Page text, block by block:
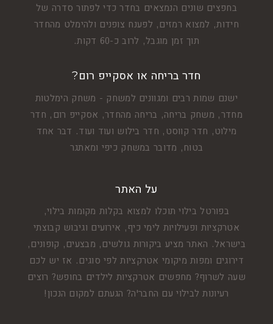
בחפצים שונים הנמצאים בחדר כדי לפתור סדרה של
חידות, למצוא רמזים, לפענח צופנים ולהימלט מהחדר
תוך זמן מוגבל, לרוב כ-60 דקות.
חדר בריחה או אסקייפ רום?
ישנם שמות רבים ומגוונים למשחק - משחק הימלטות
מחדר, משחק בריחה, בריחה מהחדר, אסקייפ רום, חדר
מילוט, חדר קווסט, חדר בילוש ועוד ועוד. דבר אחד
בטוח, מדובר במשחק כיפי ומאתגר
על האתר
בפורטל בילוי תוכלו למצוא בקלות מקומות בילוי,
אטרקציות ופעילויות לימי כיף, אירועים וגיבוש קבוצתי
בישראל. האתר מציע ביקורות גולשים, מבצעים, קופונים,
דירוגים ומפות מיקומי אטרקציות לפי סוגים. אז יש לכם
שעה לשרוף? מחפשים אטרקציות לילדים בחופש? רוצים
רעיונות לבילוי עם החבר'ה? הגעתם למקום הנכון!